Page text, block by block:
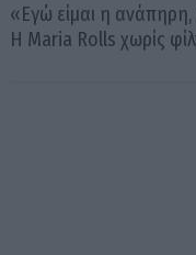
«Εγώ είμαι η ανάπηρη,
Η Maria Rolls χωρίς